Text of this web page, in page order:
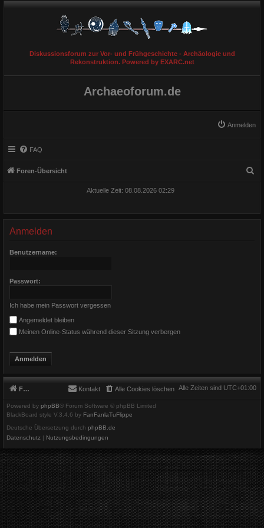
Diskussionsforum zur Vor- und Frühgeschichte - Archäologie und
Rekonstruktion. Powered by EXARC.net
Archaeoforum.de
Anmelden
FAQ
Foren-Übersicht
Aktuelle Zeit: 08.08.2026 02:29
Anmelden
Benutzername:
Passwort:
Ich habe mein Passwort vergessen
Angemeldet bleiben
Meinen Online-Status während dieser Sitzung verbergen
Foren-Übersicht Alle Zeiten sind UTC+01:00
Alle Cookies löschen
Kontakt
Powered by phpBB® Forum Software © phpBB Limited
BlackBoard style V.3.4.6 by FanFanlaTuFlippe
Deutsche Übersetzung durch phpBB.de
Datenschutz | Nutzungsbedingungen